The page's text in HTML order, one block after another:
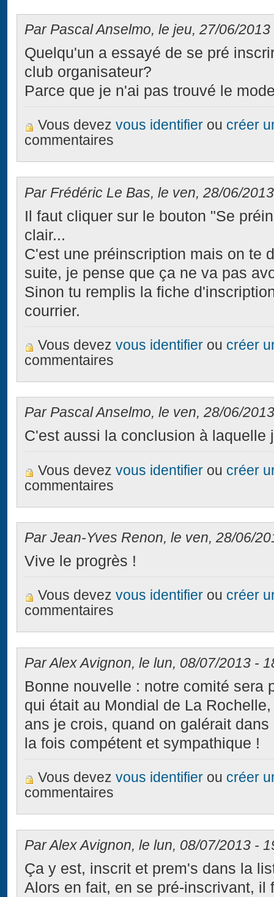
Par Pascal Anselmo, le jeu, 27/06/
Quelqu'un a essayé de se pré
club organisateur?
Parce que je n'ai pas trouvé le
Vous devezvous identifier ou créer
commentaires
Par Frédéric Le Bas, le ven, 28/06/
Il faut cliquer sur le bouton "Se
clair...
C'est une préinscription mais on te
suite, je pense que ça ne va pas
Sinon tu remplis la fiche
courrier.
Vous devezvous identifier ou créer
commentaires
Par Pascal Anselmo, le ven, 28/06/
C'est aussi la conclusion à laquelle
Vous devezvous identifier ou créer
commentaires
Par Jean-Yves Renon, le ven, 28/06/
Vive le progrès !
Vous devezvous identifier ou créer
commentaires
Par Alex Avignon, le lun, 08/07/2013 -
Bonne nouvelle : notre comité sera
qui était au Mondial de La
ans je crois, quand on galérait
la fois compétent et sympathique !
Vous devezvous identifier ou créer
commentaires
Par Alex Avignon, le lun, 08/07/2013 -
Ça y est, inscrit et prem's dans la
Alors en fait, en se pré-inscrivant, il